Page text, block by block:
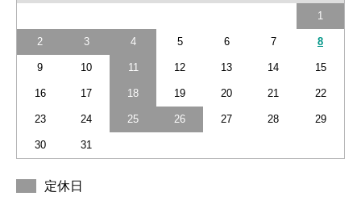
1
2 3 4 5 6 7 8
9 10 11 12 13 14 15
16 17 18 19 20 21 22
23 24 25 26 27 28 29
30 31
定休日